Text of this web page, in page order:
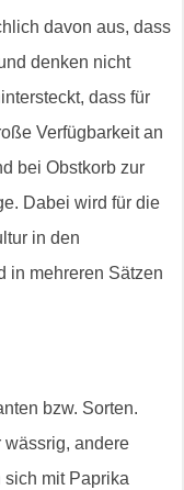
davon aus, dass
denken nicht
dass für
Verfügbarkeit an
bei Obstkorb zur
Dabei wird für die
in den
in mehreren Sätzen
bzw. Sorten.
wässrig, andere
sich mit Paprika